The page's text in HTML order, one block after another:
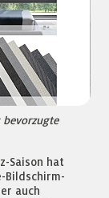
bevorzugte
Saison hat
Bildschirm-
auch